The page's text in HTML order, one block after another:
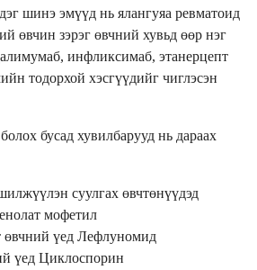
шинэ эмүүд нь ялангуяа ревматоид
өвчин зэрэг өвчний хувьд өөр нэг
инфликсимаб, этанерцепт
тодорхой хэсгүүдийг чиглэсэн
бусад хувилбарууд нь дараах
суулгах өвчтөнүүдэд
мофетил
өвчний үед Лефлуномид
үед Циклоспорин